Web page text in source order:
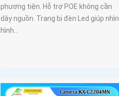
phương tiện. Hỗ trợ POE không cần
dây nguồn. Trang bị đèn Led giúp nhìn
hình...